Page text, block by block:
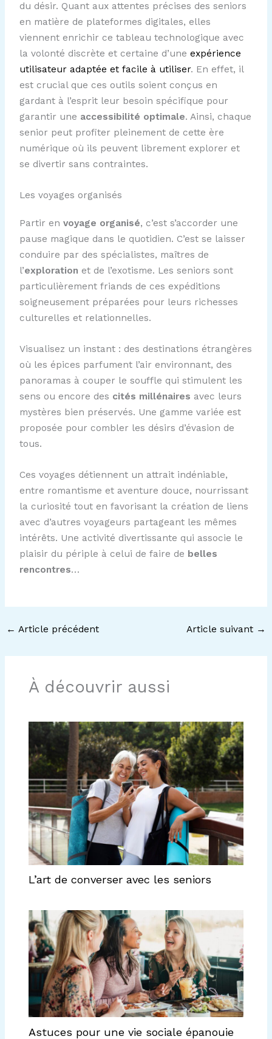
du désir. Quant aux attentes précises des seniors
en matière de plateformes digitales, elles
viennent enrichir ce tableau technologique avec
la volonté discrète et certaine d’uneexpérience
utilisateur adaptée et facile à utiliser. En effet, il
est crucial que ces outils soient conçus en
gardant à l’esprit leur besoin spécifique pour
garantir une accessibilité optimale. Ainsi, chaque
senior peut profiter pleinement de cette ère
numérique où ils peuvent librement explorer et
se divertir sans contraintes.
Les voyages organisés
Partir envoyage organisé, c’est s’accorder une
pause magique dans le quotidien. C’est se laisser
conduire par des spécialistes, maîtres de
l’exploration et de l’exotisme. Les seniors sont
particulièrement friands de ces expéditions
soigneusement préparées pour leurs richesses
culturelles et relationnelles.
Visualisez un instant : des destinations étrangères
où les épices parfument l’air environnant, des
panoramas à couper le souffle qui stimulent les
sens ou encore des cités millénaires avec leurs
mystères bien préservés. Une gamme variée est
proposée pour combler les désirs d’évasion de
tous.
Ces voyages détiennent un attrait indéniable,
entre romantisme et aventure douce, nourrissant
la curiosité tout en favorisant la création de liens
avec d’autres voyageurs partageant les mêmes
intérêts. Une activité divertissante qui associe le
plaisir du périple à celui de faire de belles
rencontres…
← Article précédent Article suivant →
À découvrir aussi
L’art de converser avec les seniors
Astuces pour une vie sociale épanouie